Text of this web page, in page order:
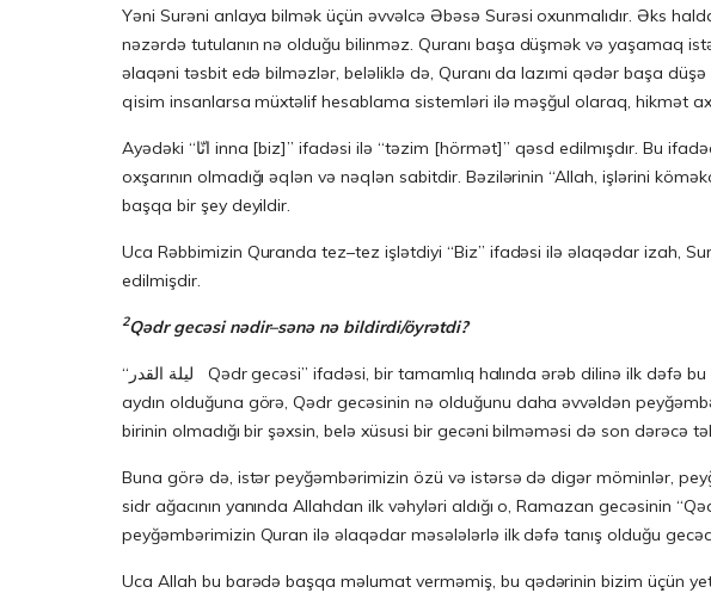
Yəni Surəni anlaya bilmək üçün əvvəlcə Əbəsə Surəsi oxunmalıdır. Əks
nəzərdə tutulanın nə olduğu bilinməz. Quranı başa düşmək və yaşamaq
əlaqəni təsbit edə bilməzlər, beləliklə də, Quranı da lazımi qədər başa
qisim insanlarsa müxtəlif hesablama sistemləri ilə məşğul olaraq, hikmət
Ayədəki “انّا inna [biz]” ifadəsi ilə “təzim [hörmət]” qəsd edilmışdır. Bu ifadədən “çoxluq” mənası çıxarmaq mümkün deyil. Belə ki, Rəbbimizin “bir tək”liyi, şərik [ortaq] və
oxşarının olmadığı əqlən və nəqlən sabitdir. Bəzilərinin “Allah, işlərini
başqa bir şey deyildir.
Uca Rəbbimizin Quranda tez–tez işlətdiyi “Biz” ifadəsi ilə əlaqədar izah,
edilmişdir.
2Qədr gecəsi nədir–sənə nə bildirdi/öyrətdi?
“ليلة القدر Qədr gecəsi” ifadəsi, bir tamamlıq halında ərəb dilinə ilk dəfə bu Surə ilə girmişdir. Bu Surə enənə qədər heç kim belə xüsusi bir gecədən xəbərdar deyildi. Bu ayədən
aydın olduğuna görə, Qədr gecəsinin nə olduğunu daha əvvəldən
birinin olmadığı bir şəxsin, belə xüsusi bir gecəni bilməməsi də son dərəcə
Buna görə də, istər peyğəmbərimizin özü və istərsə də digər möminlər,
sidr ağacının yanında Allahdan ilk vəhyləri aldığı o, Ramazan gecəsinin
peyğəmbərimizin Quran ilə əlaqədar məsələlərlə ilk dəfə tanış olduğu
Uca Allah bu barədə başqa məlumat verməmiş, bu qədərinin bizim üçün